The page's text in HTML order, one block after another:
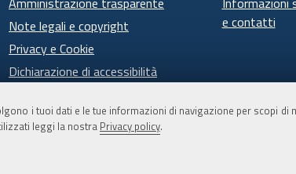
i tuoi dati e le tue informazioni di navigazione per scopi di
leggi la nostra Privacy policy.
Note legali e copyright
Privacy e Cookie
Dichiarazione di accessibilità
e contatti